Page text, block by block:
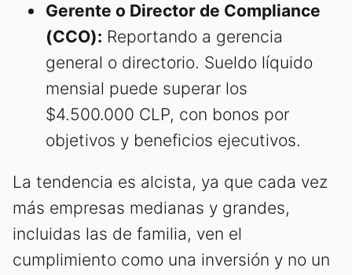
Gerente o Director de Compliance
(CCO): Reportando a gerencia
general o directorio. Sueldo líquido
mensial puede superar los
$4.500.000 CLP, con bonos por
objetivos y beneficios ejecutivos.
La tendencia es alcista, ya que cada vez
más empresas medianas y grandes,
incluidas las de familia, ven el
cumplimiento como una inversión y no un